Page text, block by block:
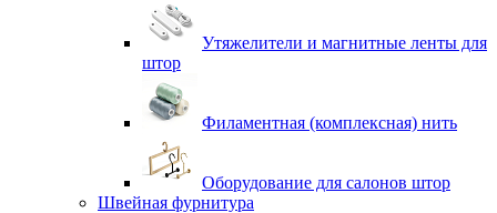
Утяжелители и магнитные ленты для
штор
Филаментная (комплексная) нить
Оборудование для салонов штор
Швейная фурнитура